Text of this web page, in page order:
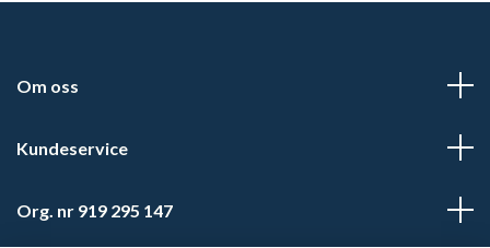
Om oss
Kundeservice
Org. nr 919 295 147